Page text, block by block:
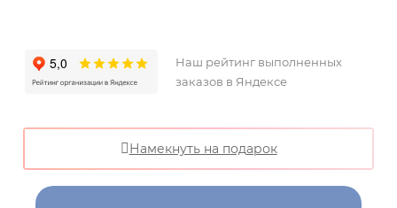
Наш рейтинг выполненных
заказов в Яндексе
Намекнуть на подарок